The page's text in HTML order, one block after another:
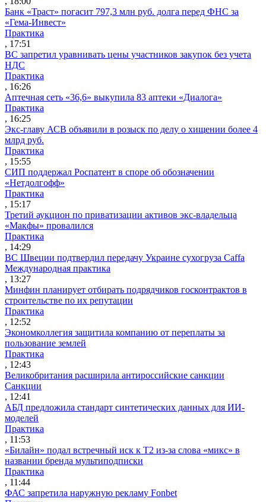
Банк «Траст» погасит 797,3 млн руб. долга перед ФНС за
«Гема-Инвест»
Практика
, 17:51
ВС запретил уравнивать цены участников закупок без учета
НДС
Практика
, 16:26
Аптечная сеть «36,6» выкупила 83 аптеки «Диалога»
Практика
, 16:25
Экс-главу АСВ объявили в розыск по делу о хищении более 4
млрд руб.
Практика
, 15:55
СИП поддержал Роспатент в споре об обозначении
«Нетдолгофф»
Практика
, 15:17
Третий аукцион по приватизации активов экс-владельца
«Макфы» провалился
Практика
, 14:29
ВС Швеции подтвердил передачу Украине сухогруза Caffa
Международная практика
, 13:27
Минфин планирует отбирать подрядчиков госконтрактов в
строительстве по их репутации
Практика
, 12:52
Экономколлегия защитила компанию от переплаты за
пользование землей
Практика
, 12:43
Великобритания расширила антироссийские санкции
Санкции
, 12:41
АБД предложила стандарт синтетических данных для ИИ-
моделей
Практика
, 11:53
«Билайн» подал встречный иск к Т2 из-за слова «микс» в
названии бренда мультиподписки
Практика
, 11:44
ФАС запретила наружную рекламу Fonbet